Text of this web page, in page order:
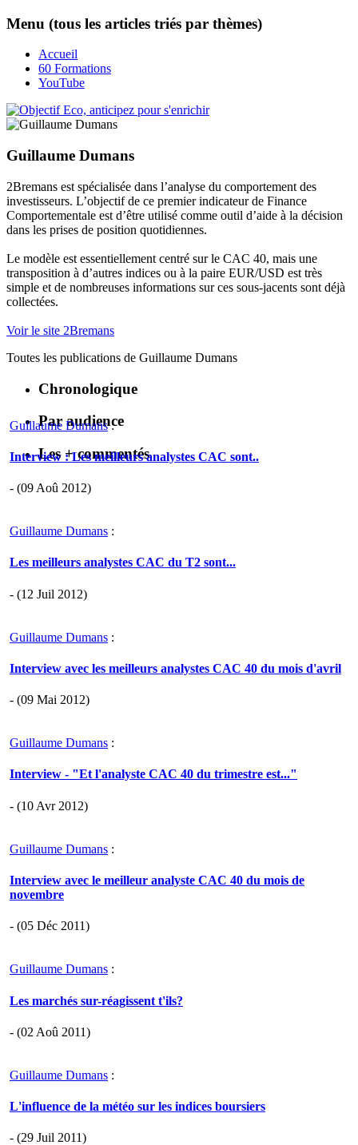
Menu (tous les articles triés par thèmes)
Accueil
60 Formations
YouTube
Guillaume Dumans
2Bremans est spécialisée dans l’analyse du comportement des
investisseurs. L’objectif de ce premierindicateurde Finance
Comportementale est d’être utilisé comme outil d’aide à la décision
dans les prises de position quotidiennes.
Le modèle est essentiellement centré sur le CAC 40, mais une
transposition à d’autres indices ou à la paire EUR/USD est très
simple et de nombreuses informations sur ces sous-jacents sont déjà
collectées.
Voir le site 2Bremans
Toutes les publications de Guillaume Dumans
Chronologique
Par audience
Les + commentés
Guillaume Dumans:
Interview : Les meilleurs analystes CAC sont..
- (09 Aoû 2012)
Guillaume Dumans :
Les meilleurs analystes CAC du T2 sont...
- (12 Juil 2012)
Guillaume Dumans :
Interview avec les meilleurs analystes CAC 40 du mois d'avril
- (09 Mai 2012)
Guillaume Dumans :
Interview - "Et l'analyste CAC 40 du trimestre est..."
- (10 Avr 2012)
Guillaume Dumans :
Interview avec le meilleur analyste CAC 40 du mois de
novembre
- (05 Déc 2011)
Guillaume Dumans :
Les marchés sur-réagissent t'ils?
- (02 Aoû 2011)
Guillaume Dumans :
L'influence de la météo sur les indices boursiers
- (29 Juil 2011)